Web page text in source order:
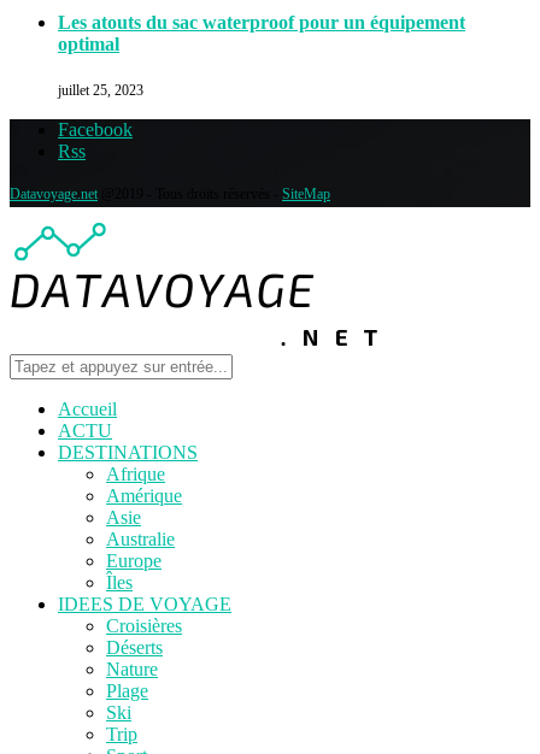
Les atouts du sac waterproof pour un équipement
optimal
juillet 25, 2023
Facebook
Rss
Datavoyage.net SiteMap
Accueil
ACTU
DESTINATIONS
Afrique
Amérique
Asie
Australie
Europe
Îles
IDEES DE VOYAGE
Croisières
Déserts
Nature
Plage
Ski
Trip